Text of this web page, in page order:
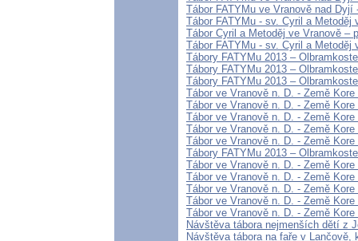
Tábor FATYMu ve Vranově nad
Tábor FATYMu - sv. Cyril a Metoděj
Tábor Cyril a Metoděj ve Vranově –
Tábor FATYMu - sv. Cyril a Metoděj
Tábory FATYMu 2013 –
Tábory FATYMu 2013 –
Tábory FATYMu 2013 –
Tábor ve Vranově n. D. - Země
Tábor ve Vranově n. D. - Země
Tábor ve Vranově n. D. - Země Kore
Tábor ve Vranově n. D. - Země Kore
Tábor ve Vranově n. D. - Země Kore
Tábory FATYMu 2013 –
Tábor ve Vranově n. D. - Země Kore
Tábor ve Vranově n. D. - Země
Tábor ve Vranově n. D. - Země Kore
Tábor ve Vranově n. D. - Země Kore
Tábor ve Vranově n. D. - Země Kore
Návštěva tábora nejmenších dětí z
Návštěva tábora na faře v